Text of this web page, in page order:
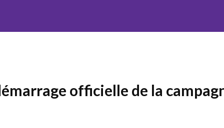
officielle de la